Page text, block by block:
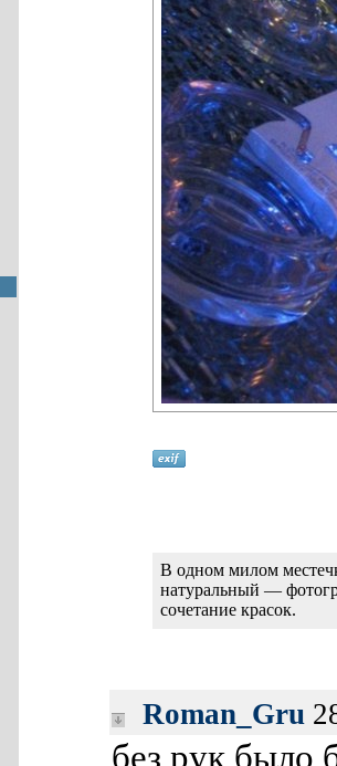
В одном милом
натуральный —
сочетание красок.
Roman_Gru
без рук